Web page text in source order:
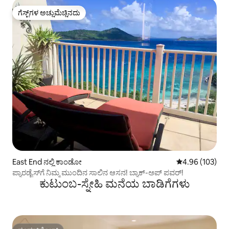
ಗೆಸ್ಟ್‌ಗಳ ಅಚ್ಚುಮೆಚ್ಚಿನದು
ಗೆಸ್ಟ್‌ಗಳ ಅಚ್ಚುಮೆಚ್ಚಿನದು
East End ನಲ್ಲಿ ಕಾಂಡೋ 5 ರಲ್ಲಿ 4.96
4.96 (103)
ಪ್ಯಾರಡೈಸ್‌ಗೆ ನಿಮ್ಮ ಮುಂದಿನ ಸಾಲಿನ ಆಸನ! ಬ್ಯಾಕ್-ಅಪ್ ಪವರ್!
ಕುಟುಂಬ-ಸ್ನೇಹಿ ಮನೆಯ ಬಾಡಿಗೆಗಳು